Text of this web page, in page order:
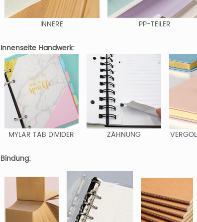
INNERE PP-TEILER
Innenseite Handwerk:
MYLAR TAB DIVIDER ZÄHNUNG
Bindung: